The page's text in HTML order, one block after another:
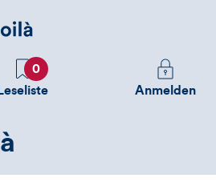
Favoriten
0
Leseliste
Melden
Sie
Anmelden